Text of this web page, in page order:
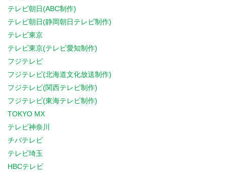
テレビ朝日(ABC制作)
テレビ朝日(静岡朝日テレビ制作)
テレビ東京
テレビ東京(テレビ愛知制作)
フジテレビ
フジテレビ(北海道文化放送制作)
フジテレビ(関西テレビ制作)
フジテレビ(東海テレビ制作)
TOKYO MX
テレビ神奈川
チバテレビ
テレビ埼玉
HBCテレビ